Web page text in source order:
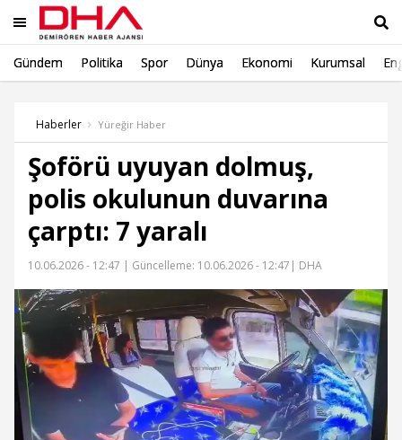
Gündem Politika Spor Dünya Ekonomi Kurumsal
Haberler Yüreğir Haber
Şoförü uyuyan dolmuş,
polis okulunun duvarına
çarptı: 7 yaralı
10.06.2026 - 12:47 | Güncelleme: 10.06.2026 - 12:47 | DHA